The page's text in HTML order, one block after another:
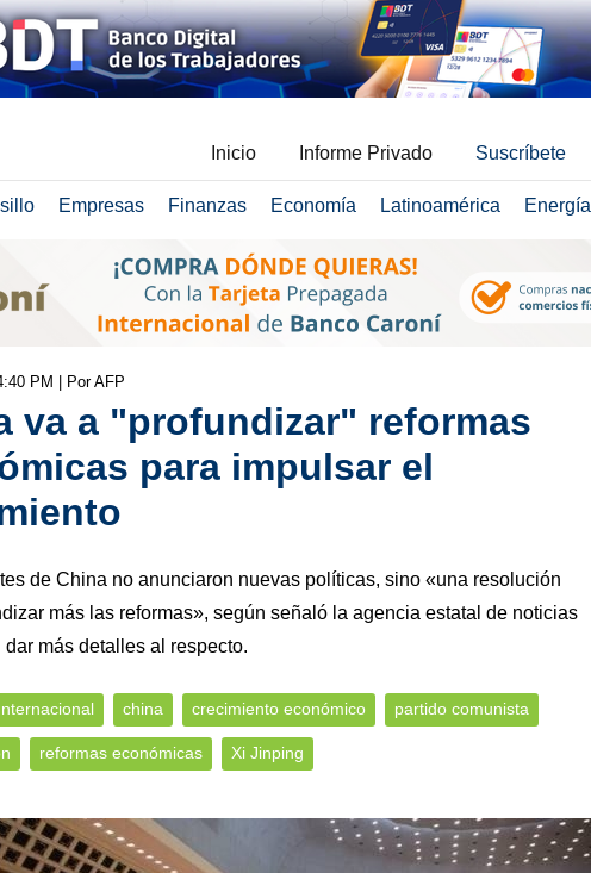
Inicio Informe Privado Suscríbete
Empresas Finanzas Economía Latinoamérica Energía
PM | Por AFP
va a "profundizar" reformas
para impulsar el
de China no anunciaron nuevas políticas, sino «una resolución
más las reformas», según señaló la agencia estatal de noticias
dar más detalles al respecto.
china crecimiento económico partido comunista
reformas económicas Xi Jinping